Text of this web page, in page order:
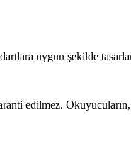
uygun şekilde
edilmez.